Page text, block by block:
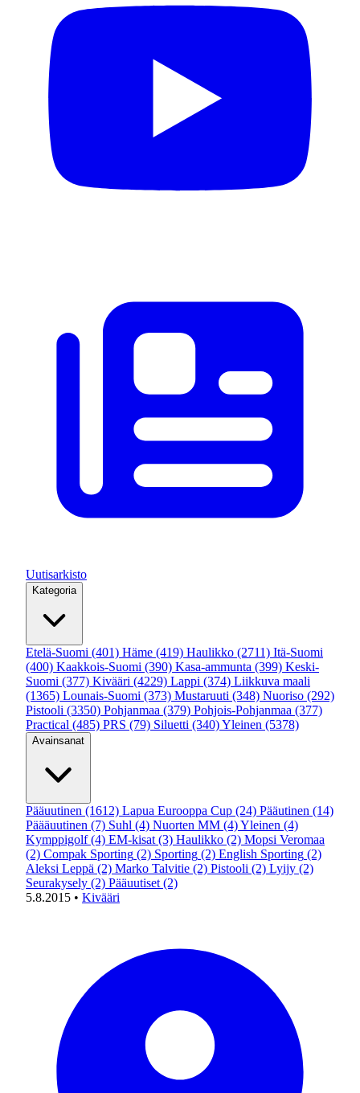
Uutisarkisto
Kategoria
Etelä-Suomi (401) Häme (419) Haulikko (2711) Itä-Suomi
(400) Kaakkois-Suomi (390) Kasa-ammunta (399) Keski-
Suomi (377) Kivääri (4229) Lappi (374) Liikkuva maali
(1365) Lounais-Suomi (373) Mustaruuti (348) Nuoriso (292)
Pistooli (3350) Pohjanmaa (379) Pohjois-Pohjanmaa (377)
Practical (485) PRS (79) Siluetti (340)Yleinen (5378)
Avainsanat
Pääuutinen (1612) Lapua Eurooppa Cup (24) Pääutinen (14)
Päääuutinen (7) Suhl (4) Nuorten MM (4)Yleinen (4)
Kymppigolf (4) EM-kisat (3) Haulikko (2) Mopsi Veromaa
(2) Compak Sporting (2) Sporting (2) English Sporting (2)
Aleksi Leppä (2) Marko Talvitie (2) Pistooli (2) Lyijy (2)
Seurakysely (2) Pääuutiset (2)
5.8.2015 • Kivääri